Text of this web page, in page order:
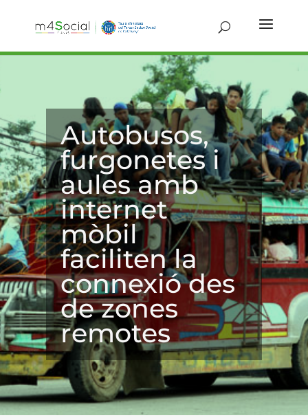
Autobusos,
furgonetes i
aules amb
internet
mòbil
faciliten la
connexió des
de zones
remotes